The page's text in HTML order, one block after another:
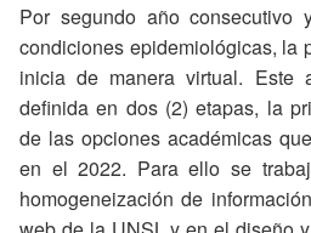
Por segundo año
condiciones epidemiológicas, la
inicia de manera virtual. Este
definida en dos (2) etapas, la
de las opciones académicas
en el 2022. Para ello se
homogeneización de